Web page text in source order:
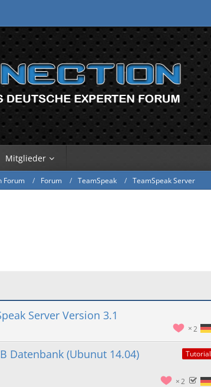
Mitglieder
Forum Forum TeamSpeak TeamSpeak Server
Server Version 3.1
2
Tutorial
Datenbank (Ubunut 14.04)
2